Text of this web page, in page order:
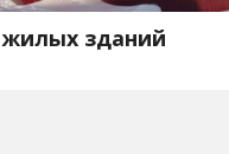
зданий